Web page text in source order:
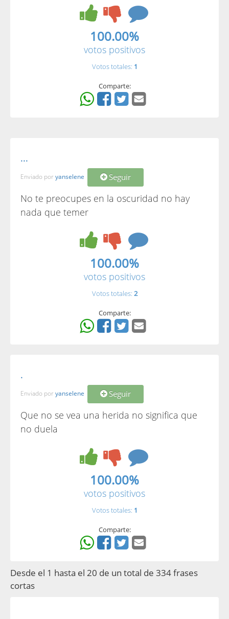
100.00%
votos positivos
Votos totales: 1
Comparte:
...
Enviado por yanselene Seguir
No te preocupes en la oscuridad no hay
nada que temer
100.00%
votos positivos
Votos totales: 2
Comparte:
.
Enviado por yanselene Seguir
Que no se vea una herida no significa que
no duela
100.00%
votos positivos
Votos totales: 1
Comparte:
Desde el 1 hasta el 20 de un total de 334 frases
cortas